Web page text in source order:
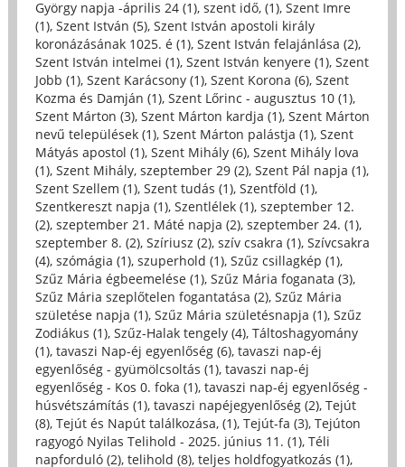
György napja -április 24 (1), szent idő, (1), Szent Imre
(1), Szent István (5), Szent István apostoli király
koronázásának 1025. é (1), Szent István felajánlása (2),
Szent István intelmei (1), Szent István kenyere (1), Szent
Jobb (1), Szent Karácsony (1), Szent Korona (6), Szent
Kozma és Damján (1), Szent Lőrinc - augusztus 10 (1),
Szent Márton (3), Szent Márton kardja (1), Szent Márton
nevű települések (1), Szent Márton palástja (1), Szent
Mátyás apostol (1), Szent Mihály (6), Szent Mihály lova
(1), Szent Mihály, szeptember 29 (2), Szent Pál napja (1),
Szent Szellem (1), Szent tudás (1), Szentföld (1),
Szentkereszt napja (1), Szentlélek (1), szeptember 12.
(2), szeptember 21. Máté napja (2), szeptember 24. (1),
szeptember 8. (2), Szíriusz (2), szív csakra (1), Szívcsakra
(4), szómágia (1), szuperhold (1), Szűz csillagkép (1),
Szűz Mária égbeemelése (1), Szűz Mária foganata (3),
Szűz Mária szeplőtelen fogantatása (2), Szűz Mária
születése napja (1), Szűz Mária születésnapja (1), Szűz
Zodiákus (1), Szűz-Halak tengely (4), Táltoshagyomány
(1), tavaszi Nap-éj egyenlőség (6), tavaszi nap-éj
egyenlőség - gyümölcsoltás (1), tavaszi nap-éj
egyenlőség - Kos 0. foka (1), tavaszi nap-éj egyenlőség -
húsvétszámítás (1), tavaszi napéjegyenlőség (2), Tejút
(8), Tejút és Napút találkozása, (1), Tejút-fa (3), Tejúton
ragyogó Nyilas Telihold - 2025. június 11. (1), Téli
napforduló (2), telihold (8), teljes holdfogyatkozás (1),